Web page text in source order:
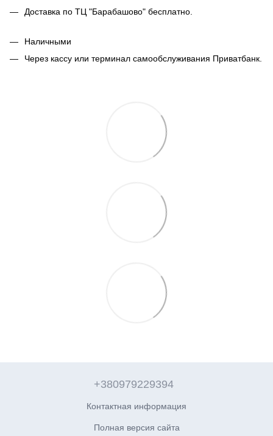
Доставка по ТЦ "Барабашово" бесплатно.
Наличными
Через кассу или терминал самообслуживания Приватбанк.
+380979229394
Контактная информация
Полная версия сайта